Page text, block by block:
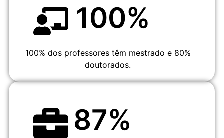
100%
100% dos professores têm mestrado e 80%
doutorados.
87%